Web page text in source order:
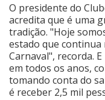
O presidente do
acredita que é uma
tradição. "Hoje
estado que continua
Carnaval", recorda.
em todos os anos,
tomando conta do
é receber 2,5 mil